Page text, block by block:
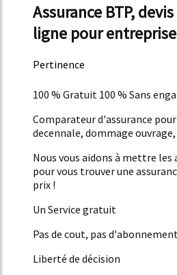
Assurance BTP,
ligne pour
Pertinence
100 % Gratuit 100 % Sans
Comparateur d'assurance
decennale, dommage
Nous vous aidons à mettre
pour vous trouver une
prix !
Un Service gratuit
Pas de cout, pas
Liberté de décision